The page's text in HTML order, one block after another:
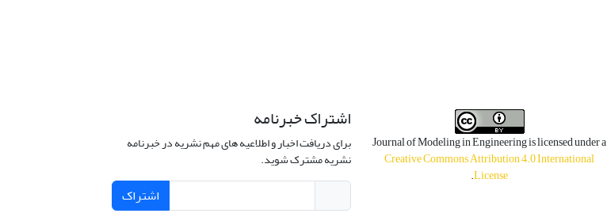
Journal of Modeling in Engineering is licensed under a
Creative Commons Attribution 4.0 International
License
.
اشتراک خبرنامه
برای دریافت اخبار و اطلاعیه های مهم نشریه در خبرنامه
نشریه مشترک شوید.
اشتراک